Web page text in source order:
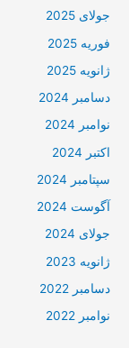
جولای 2025
فوریه 2025
ژانویه 2025
دسامبر 2024
نوامبر 2024
اکتبر 2024
سپتامبر 2024
آگوست 2024
جولای 2024
ژانویه 2023
دسامبر 2022
نوامبر 2022